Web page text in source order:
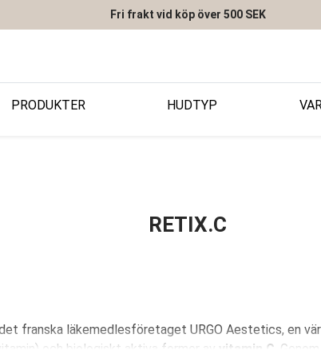
Fri frakt vid köp över 500 SEK
PRODUKTER HUDTYP
RETIX.C
franska läkemedlesföretaget URGO Aestetics, en
och biologiskt aktiva former av vitamin C .